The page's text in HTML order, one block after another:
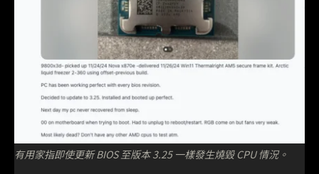
有用家指即使更新 BIOS 至版本 3.25 一樣發生燒毀 CPU 情況。